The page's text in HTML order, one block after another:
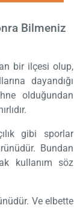
Bilmeniz
bir ilçesi olup,
dayandığı
olduğundan
gibi sporlar
Bundan
kullanım söz
Ve elbette